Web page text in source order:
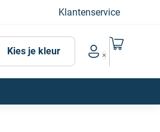
Klantenservice
Kies je kleur
Account menu
Naar mijn